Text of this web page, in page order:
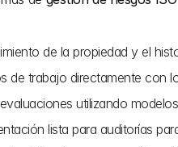
de la propiedad y el
de trabajo directamente con
utilizando
lista para auditorías